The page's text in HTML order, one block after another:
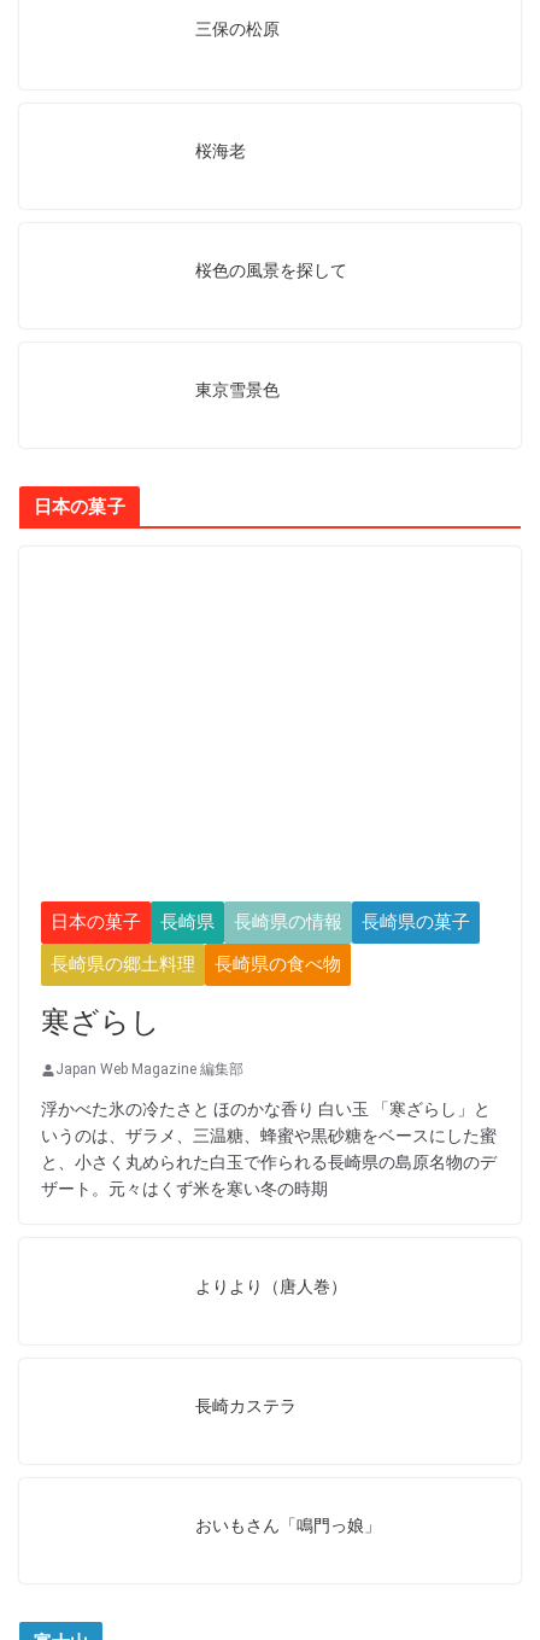
三保の松原
桜海老
桜色の風景を探して
東京雪景色
日本の菓子
日本の菓子 長崎県 長崎県の情報
長崎県の菓子
長崎県の郷土料理
長崎県の食べ物
寒ざらし
Japan Web Magazine 編集部
浮かべた氷の冷たさと ほのかな香り 白い玉 「寒ざらし」と
いうのは、ザラメ、三温糖、蜂蜜や黒砂糖をベースにした蜜
と、小さく丸められた白玉で作られる長崎県の島原名物のデ
ザート。元々はくず米を寒い冬の時期
よりより（唐人巻）
長崎カステラ
おいもさん「鳴門っ娘」